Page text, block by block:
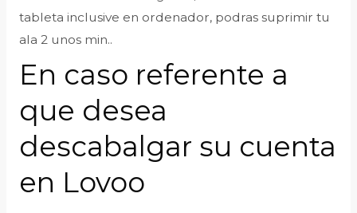
tableta inclusive en ordenador, podras suprimir tu
ala 2 unos min..
En caso referente a
que desea
descabalgar su cuenta
en Lovoo